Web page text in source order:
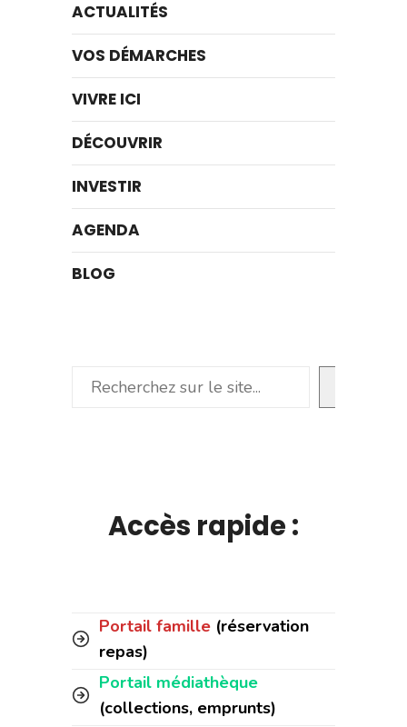
ACTUALITÉS
VOS DÉMARCHES
VIVRE ICI
DÉCOUVRIR
INVESTIR
AGENDA
BLOG
Rechercher
Accès rapide :
Portail famille (réservation
repas)
Portail médiathèque
(collections, emprunts)